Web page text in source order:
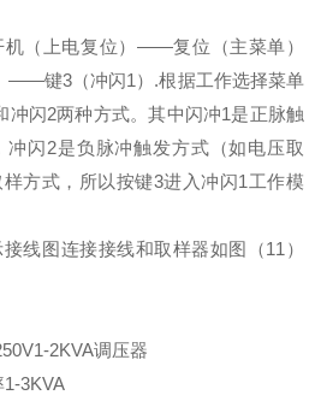
机（上电复位）——复位（主菜单）
键3（冲闪1）.根据工作选择菜单
冲闪2两种方式。其中闪冲1是正脉触
冲闪2是负脉冲触发方式（如电压取
方式，所以按键3进入冲闪1工作模
线图连接接线和取样器如图（11）
2KVA调压器
3KVA